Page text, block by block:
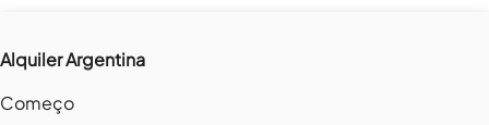
Alquiler Argentina
Começo